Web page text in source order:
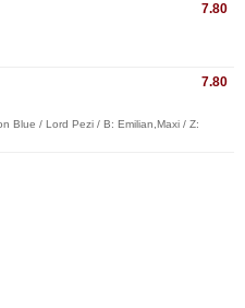
7.80
7.80
Blue / Lord Pezi / B: Emilian,Maxi / Z: